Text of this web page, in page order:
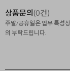
상품문의(0건)
주말/공휴일은 업무 특성
의 부탁드립니다.